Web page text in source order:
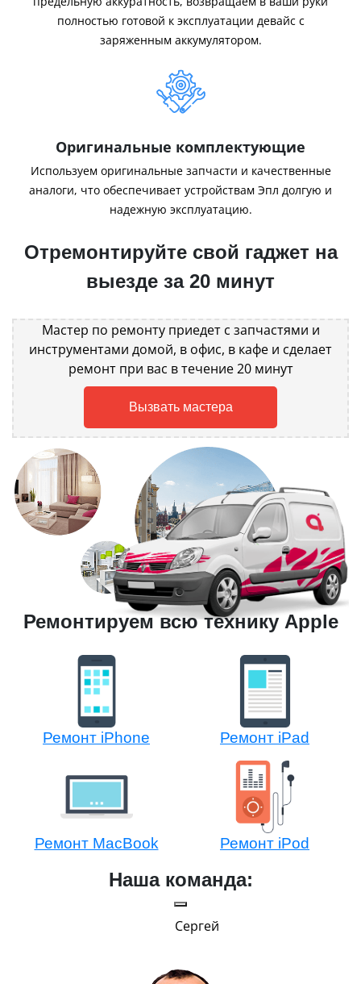
полностью готовой к эксплуатации девайс с
заряженным аккумулятором.
Оригинальные комплектующие
Используем оригинальные запчасти и качественные
аналоги, что обеспечивает устройствам Эпл долгую и
надежную эксплуатацию.
Отремонтируйте свой гаджет на
выезде за 20 минут
Мастер по ремонту приедет с запчастями и
инструментами домой, в офис, в кафе и сделает
ремонт при вас в течение 20 минут
Вызвать мастера
Ремонтируем всю технику Apple
Ремонт iPhone Ремонт iPad
Ремонт MacBook Ремонт iPod
Наша команда:
Сергей